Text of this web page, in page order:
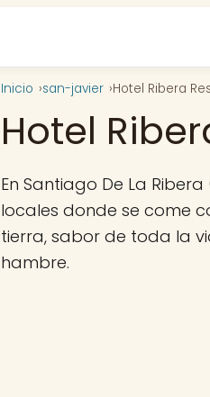
Inicio san-javier Hotel Ribera
Hotel
En Santiago De La
locales donde se come
tierra, sabor de toda la
hambre.